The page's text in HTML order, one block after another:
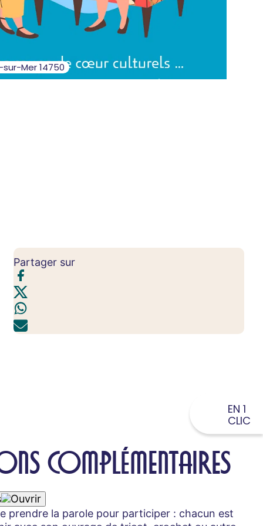
Mer 14750
Partager sur
COMPLÉMENTAIRES
prendre la parole pour participer : chacun est
EN 1
CLIC